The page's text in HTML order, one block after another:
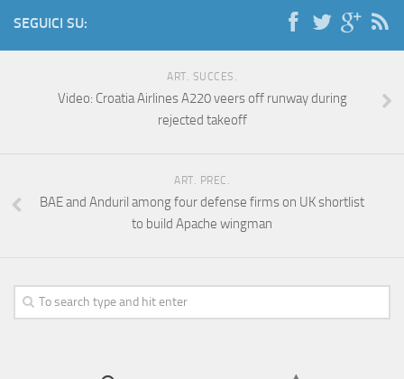
SEGUICI SU:
ART. SUCCES.
Video: Croatia Airlines A220 veers off runway during
rejected takeoff
ART. PREC.
BAE and Anduril among four defense firms on UK shortlist
to build Apache wingman